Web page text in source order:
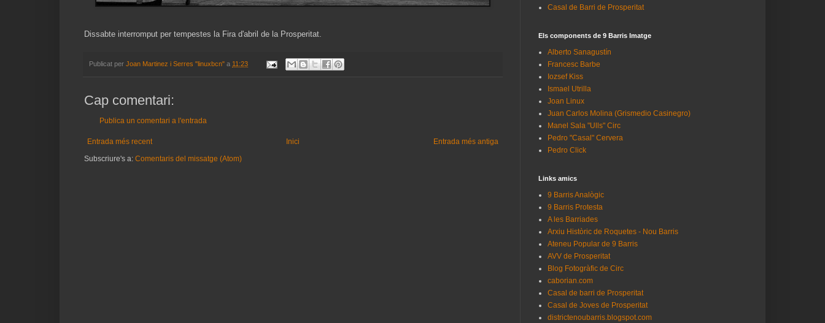
Dissabte interromput per tempestes la Fira d'abril de la Prosperitat.
Publicat per Joan Martinez i Serres "linuxbcn" a 11:23
Cap comentari:
Publica un comentari a l'entrada
Entrada més recent Entrada més antiga
Inici
Subscriure's a: Comentaris del missatge (Atom)
Casal de Barri de Prosperitat
Els components de 9 Barris Imatge
Alberto Sanagustín
Francesc Barbe
Iozsef Kiss
Ismael Utrilla
Joan Linux
Juan Carlos Molina (Grismedio Casinegro)
Manel Sala "Ulls" Circ
Pedro "Casal" Cervera
Pedro Click
Links amics
9 Barris Analògic
9 Barris Protesta
A les Barriades
Arxiu Històric de Roquetes - Nou Barris
Ateneu Popular de 9 Barris
AVV de Prosperitat
Blog Fotogràfic de Circ
caborian.com
Casal de barri de Prosperitat
Casal de Joves de Prosperitat
districtenoubarris.blogspot.com